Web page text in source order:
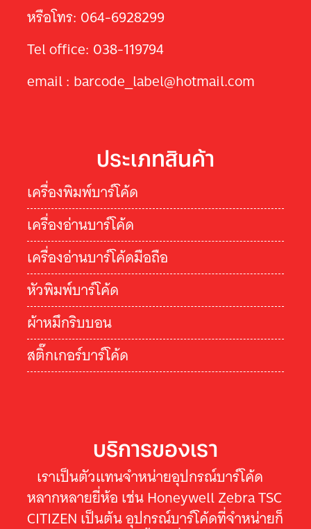
หรือโทร: 064-6928299
Tel office: 038-119794
email : barcode_label@hotmail.com
ประเภทสินค้า
เครื่องพิมพ์บาร์โค้ด
เครื่องอ่านบาร์โค้ด
เครื่องอ่านบาร์โค้ดมือถือ
หัวพิมพ์บาร์โค้ด
ผ้าหมึกริบบอน
สติ๊กเกอร์บาร์โค้ด
บริการของเรา
เราเป็นตัวแทนจำหน่ายอุปกรณ์บาร์โค้ด
หลากหลายยี่ห้อ เช่น Honeywell Zebra TSC
CITIZEN เป็นต้น อุปกรณ์บาร์โค้ดที่จำหน่ายก็